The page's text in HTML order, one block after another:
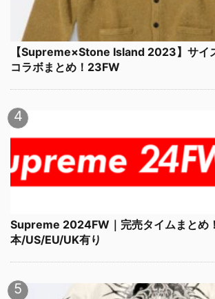
【Supreme×Stone Island 2023】サイ
コラボまとめ！23FW
Supreme 2024FW｜完売タイムまとめ
本/US/EU/UK有り